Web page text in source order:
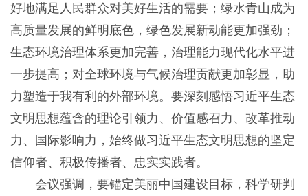
好地满足人民群众对美好生活的需要；绿水青山成为
高质量发展的鲜明底色，绿色发展新动能更加强劲；
生态环境治理体系更加完善，治理能力现代化水平进
一步提高；对全球环境与气候治理贡献更加彰显，助
力塑造于我有利的外部环境。要深刻感悟习近平生态
文明思想蕴含的理论引领力、价值感召力、改革推动
力、国际影响力，始终做习近平生态文明思想的坚定
信仰者、积极传播者、忠实实践者。
会议强调，要锚定美丽中国建设目标，科学研判